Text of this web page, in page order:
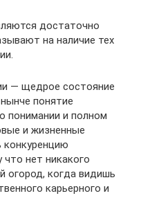
достаточно
на наличие тех
— щедрое состояние
понятие
понимании и полном
и жизненные
конкуренцию
нет никакого
огород, когда видишь
карьерного и